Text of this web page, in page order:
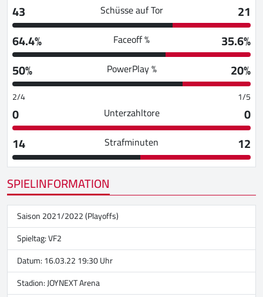
43
Schüsse auf Tor
21
64.4%
Faceoff %
35.6%
50%
PowerPlay % 20%
2/4 1/5
0 Unterzahltore
0
14
Strafminuten
12
SPIELINFORMATION
Saison 2021/2022 (Playoffs)
Spieltag: VF2
Datum: 16.03.22 19:30 Uhr
Stadion:JOYNEXT Arena